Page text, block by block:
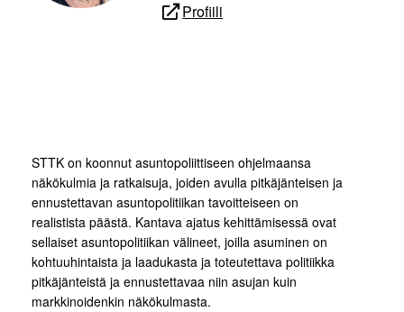
Profiili
STTK on koonnut asuntopoliittiseen ohjelmaansa
näkökulmia ja ratkaisuja, joiden avulla pitkäjänteisen ja
ennustettavan asuntopolitiikan tavoitteiseen on
realistista päästä. Kantava ajatus kehittämisessä ovat
sellaiset asuntopolitiikan välineet, joilla asuminen on
kohtuuhintaista ja laadukasta ja toteutettava politiikka
pitkäjänteistä ja ennustettavaa niin asujan kuin
markkinoidenkin näkökulmasta.